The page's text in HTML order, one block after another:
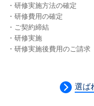
・研修実施方法の確定
・研修費用の確定
・ご契約締結
・研修実施
・研修実施後費用のご請求
選ば